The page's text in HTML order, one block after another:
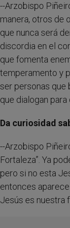
--Arzobispo
manera, otros de
que nunca será
discordia en el
que fomenta
temperamento y
ser personas que
que dialogan
Da curiosidad
--Arzobispo
Fortaleza”. Ya
pero si no esta
entonces
Jesús es nuestra